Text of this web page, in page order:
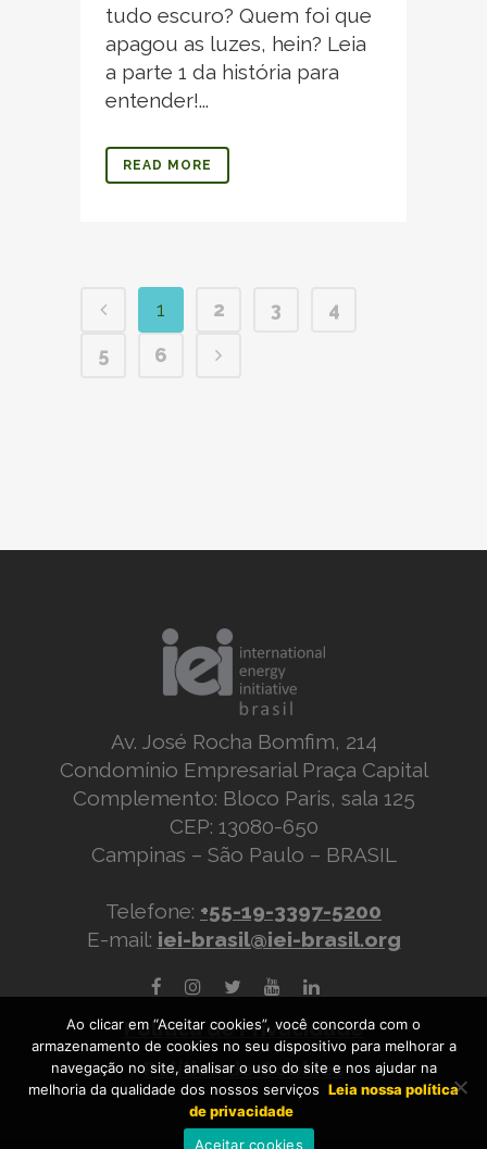
tudo escuro? Quem foi que
apagou as luzes, hein? Leia
a parte 1 da história para
entender!...
READ MORE
1 2 3
4
5
6
Av. José Rocha Bomfim, 214
Condomínio Empresarial Praça Capital
Complemento: Bloco Paris, sala 125
CEP: 13080-650
Campinas – São Paulo – BRASIL
Telefone: +55-19-3397-5200
E-mail: iei-brasil@iei-brasil.org
Política de Privacidade
Política de Cookies
Ao clicar em “Aceitar cookies”, você concorda com o
armazenamento de cookies no seu dispositivo para melhorar a
navegação no site, analisar o uso do site e nos ajudar na
melhoria da qualidade dos nossos serviços Leia nossa política
de privacidade
Aceitar cookies